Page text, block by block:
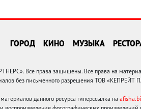
ГОРОД КИНО МУЗЫКА
Все права защищены. Все права на
без письменного разрешения ТОВ «КЕПРЕЙТ
данного ресурса гиперссылка на